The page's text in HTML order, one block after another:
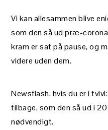
Vi kan allesammen blive
som den så ud præ-
kram er sat på pause, og
videre uden dem.
Newsflash, hvis du er i
tilbage, som den så ud i
nødvendigt.